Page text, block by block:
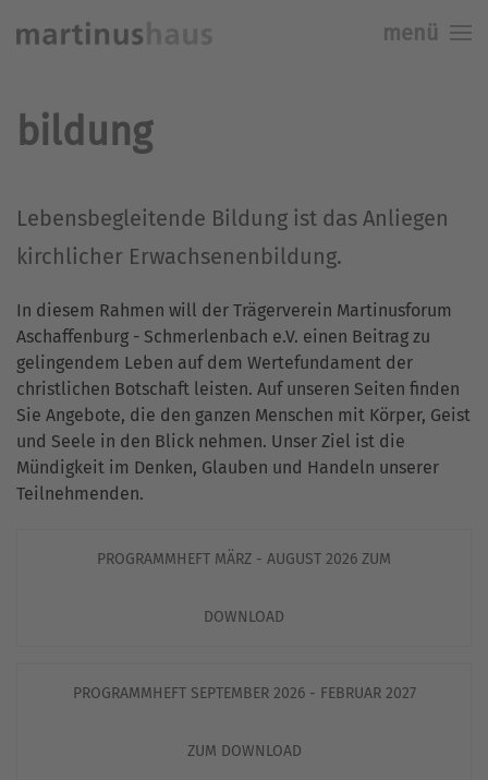
menü
bildung
Lebensbegleitende Bildung ist das Anliegen
kirchlicher Erwachsenenbildung.
In diesem Rahmen will der Trägerverein Martinusforum
Aschaffenburg - Schmerlenbach e.V. einen Beitrag zu
gelingendem Leben auf dem Wertefundament der
christlichen Botschaft leisten. Auf unseren Seiten finden
Sie Angebote, die den ganzen Menschen mit Körper, Geist
und Seele in den Blick nehmen. Unser Ziel ist die
Mündigkeit im Denken, Glauben und Handeln unserer
Teilnehmenden.
PROGRAMMHEFT MÄRZ - AUGUST 2026 ZUM
DOWNLOAD
PROGRAMMHEFT SEPTEMBER 2026 - FEBRUAR 2027
ZUM DOWNLOAD